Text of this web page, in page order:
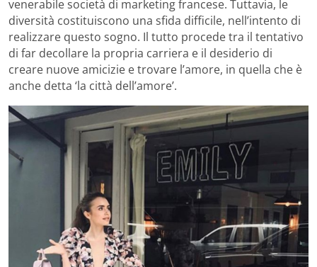
venerabile società di marketing francese. Tuttavia, le
diversità costituiscono una sfida difficile, nell’intento di
realizzare questo sogno. Il tutto procede tra il tentativo
di far decollare la propria carriera e il desiderio di
creare nuove amicizie e trovare l’amore, in quella che è
anche detta ‘la città dell’amore’.